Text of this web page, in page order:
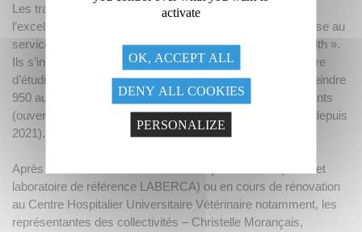
Les travaux finalisés ou en programmation contribuent à
l’excellence des formations, de la recherche et de l'expertise au
service des politiques publiques en matière de « One Health ».
Ils s’inscrivent dans un contexte de forte hausse du nombre
d’étudiants vétérinaires (+50% par rapport à 2017 pour atteindre
950 aujourd’hui) ainsi que de diversification des recrutements
(ouverture d’un recrutement national vétérinaire post-bac depuis
2021).
Après une visite des lieux d'ores et déjà réhabilités (UMR et
laboratoire de référence LABERCA) ou en cours de rénovation
au Centre Hospitalier Universitaire Vétérinaire notamment, les
représentantes des collectivités – Christelle Morançais,
activate
OK, ACCEPT ALL
DENY ALL COOKIES
PERSONALIZE